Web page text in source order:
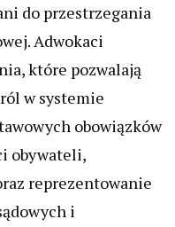
do przestrzegania
Adwokaci
które pozwalają
w systemie
obowiązków
obywateli,
reprezentowanie
i